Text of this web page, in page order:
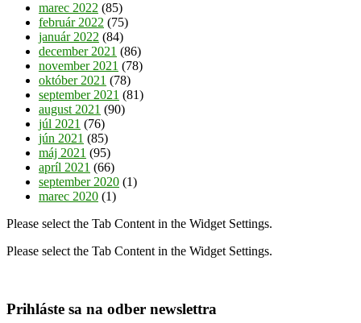
marec 2022 (85)
február 2022 (75)
január 2022 (84)
december 2021 (86)
november 2021 (78)
október 2021 (78)
september 2021 (81)
august 2021 (90)
júl 2021 (76)
jún 2021 (85)
máj 2021 (95)
apríl 2021 (66)
september 2020 (1)
marec 2020 (1)
Please select the Tab Content in the Widget Settings.
Please select the Tab Content in the Widget Settings.
Prihláste sa na odber newslettra